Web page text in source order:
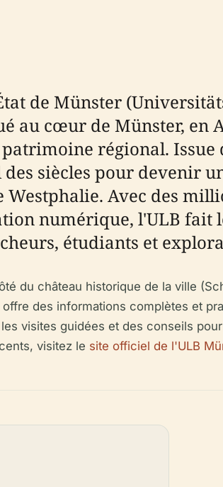
de Münster
au cœur de Münster, en
régional. Issue
siècles pour devenir
Avec des
numérique, l'ULB fait
étudiants et
du château historique de la ville
des informations complètes et
visites guidées et des conseils
visitez le site officiel de l'ULB